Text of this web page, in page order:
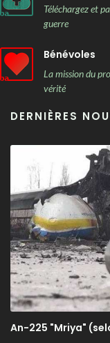
Téléchargez et
guerre
Bénévoles
La mission du
vérité
DERNIÈRES
An-225 "Mriya"